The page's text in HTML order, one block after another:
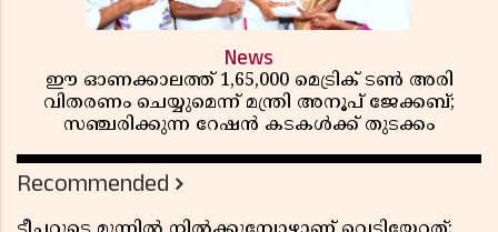
News
ഈ ഓണക്കാലത്ത് 1,65,000 മെട്രിക് ടൺ അരി
വിതരണം ചെയ്യുമെന്ന് മന്ത്രി അനൂപ് ജേക്കബ്;
സഞ്ചരിക്കുന്ന റേഷൻ കടകൾക്ക് തുടക്കം
Recommended